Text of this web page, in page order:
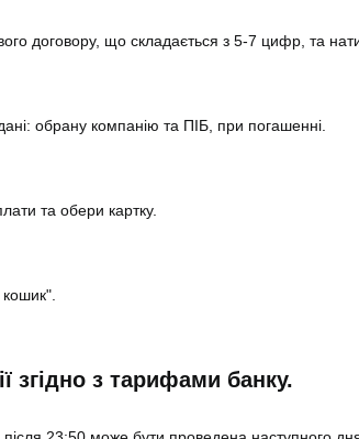
договору, що складається з 5-7 цифр, та
обрану компанію та ПІБ, при погашенні.
та обери картку.
згідно з тарифами банку.